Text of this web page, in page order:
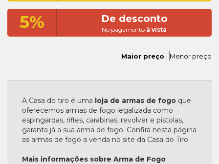
5% De desconto
No pagamento à vista
Maior preço Menor preço
A Casa do tiro é uma loja de armas de fogo que
oferecemos armas de fogo legalizada como
espingardas, rifles, carabinas, revolver e pistolas,
garanta já a sua arma de fogo. Confira nesta página
as armas de fogo a venda no site da Casa do Tiro.
Mais informações sobre Arma de Fogo